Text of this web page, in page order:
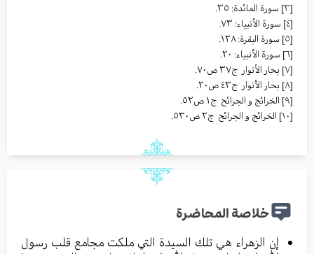
[٣]
سورة المائدة: ٣٥.
[٤]
سورة الأنبياء: ٧٣.
[٥]
سورة البقرة: ١٢٨.
[٦]
سورة الأنبياء: ٢٠.
[٧]
بحار الأنوار ج٣٧ ص٧٠.
[٨]
بحار الأنوار ج٤٣ ص٢٠.
[٩]
الخرائج و الجرائح ج١ ص٥٢.
[١٠]
الخرائج و الجرائح ج٢ ص٥٣٠.
خلاصة المحاضرة
إن الزهراء هي تلك السيدة التي ملكت مجامع قلب رسول